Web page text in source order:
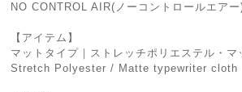
NO CONTROL AIR(ノーコントロールエアー
【アイテム】
マットタイプ｜ストレッチポリエステル・マ
Stretch Polyester / Matte typewriter cloth